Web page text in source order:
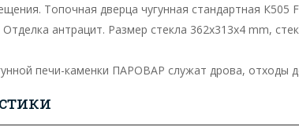
Топочная дверца чугунная стандартная
антрацит. Размер стекла 362х313х4 mm,
печи-каменки ПАРОВАР служат дрова,